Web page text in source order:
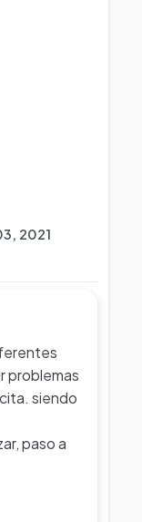
2021
problemas
siendo
paso a